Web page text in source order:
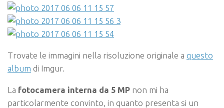
Trovate le immagini nella risoluzione originale a questo
album di Imgur.
La fotocamera interna da 5 MP non mi ha
particolarmente convinto, in quanto presenta si un